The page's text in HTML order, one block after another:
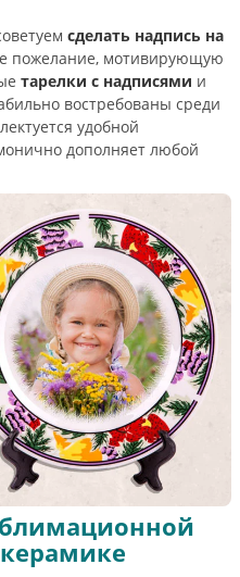
сделать надпись на
пожелание, мотивирующую
тарелки с надписями и
востребованы среди
удобной
дополняет любой